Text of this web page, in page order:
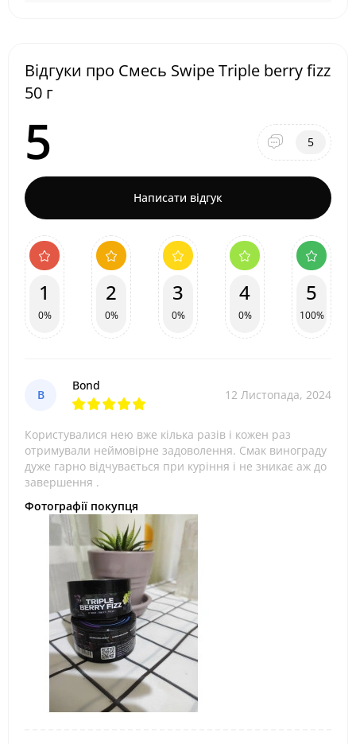
Відгуки про Cмесь Swipe Triple berry fizz
50 г
5 5
Написати відгук
1
0%
2
0%
3
0%
4
0%
5
100%
B
Bond
12 Листопада, 2024
Користувалися нею вже кілька разів і кожен раз
отримували неймовірне задоволення. Смак винограду
дуже гарно відчувається при куріння і не зникає аж до
завершення .
Фотографії покупця